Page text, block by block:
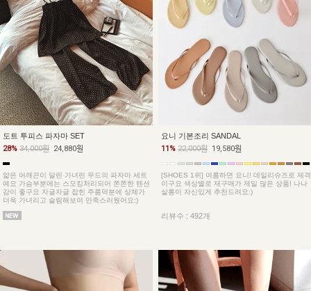
도트 투피스 파자마 SET
28% 34,000원 24,880원
얇은 어깨끈이 달린 가녀린 무드의 파자마 세트
예요 가슴부분에는 스모킹처리되어 쫀쫀한 텐션
감이 좋구요 자글자글 잡힌 주름덕분에 상체가
더욱 가녀리고 슬림해보여 만족스러웠어요:)
요니 기본조리 SANDAL
11% 22,000원 19,580원
[SHOES 1위] 여름하면 요니! 데일리슈즈로 제격
이구요 색상별로 재구매가 제일 많은 상품! 나나
살롱이 자신있게 추천드려요:)
리뷰수 : 492개